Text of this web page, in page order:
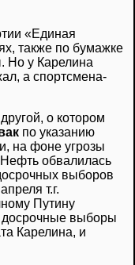
«Единая
также по бумажке
Но у Карелина
а спортсмена-
о котором
по указанию
на фоне угрозы
обвалилась
выборов
т.г.
Путину
досрочные выборы
Карелина, и